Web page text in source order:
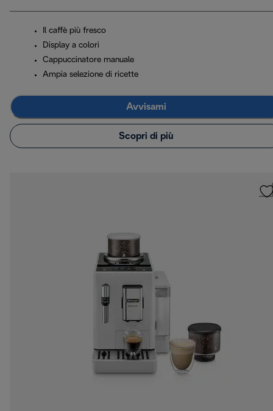
Il caffè più fresco
Display a colori
Cappuccinatore manuale
Ampia selezione di ricette
Avvisami
Scopri di più